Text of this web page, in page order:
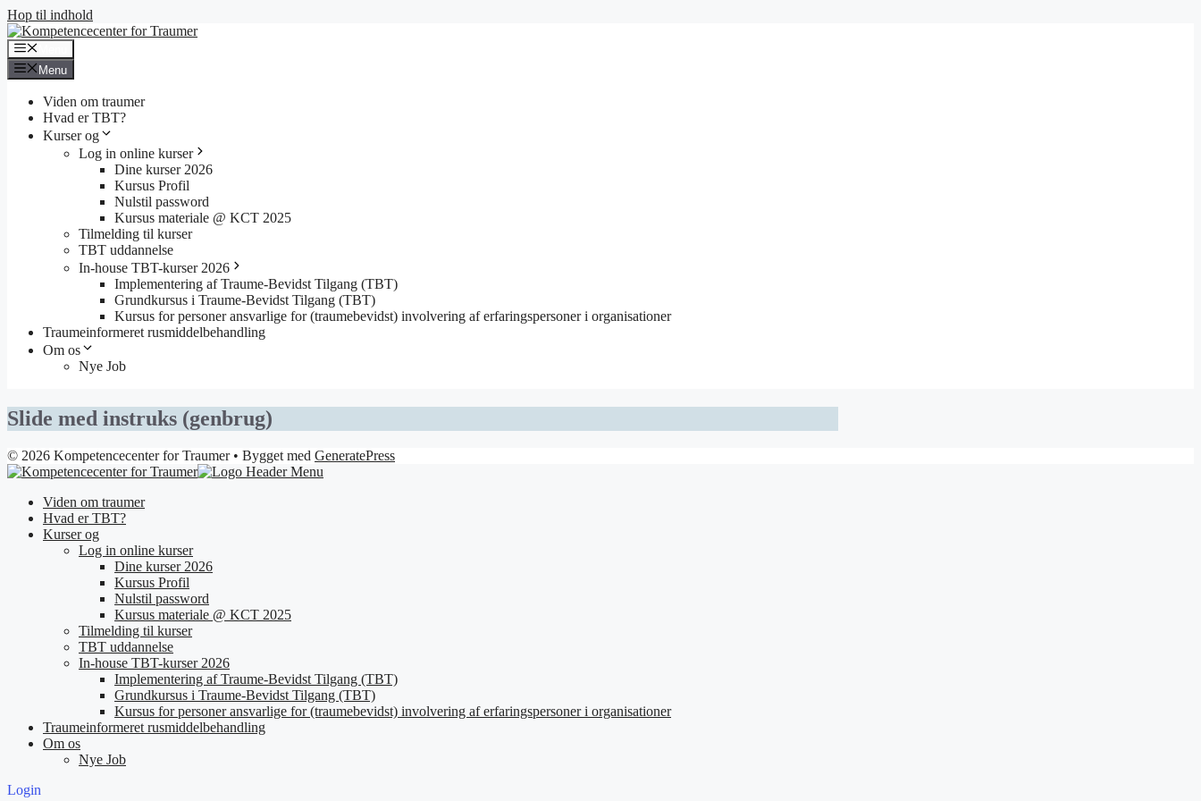
Hop til indhold
Menu
Viden om traumer
Hvad er TBT?
Kurser og
Log in online kurser
Dine kurser 2026
Kursus Profil
Nulstil password
Kursus materiale @ KCT 2025
Tilmelding til kurser
TBT uddannelse
In-house TBT-kurser 2026
Implementering af Traume-Bevidst Tilgang (TBT)
Grundkursus i Traume-Bevidst Tilgang (TBT)
Kursus for personer ansvarlige for (traumebevidst) involvering af erfaringspersoner i organisationer
Traumeinformeret rusmiddelbehandling
Om os
Nye Job
Slide med instruks (genbrug)
© 2026 Kompetencecenter for Traumer• Bygget med GeneratePress
Viden om traumer
Hvad er TBT?
Kurser og
Log in online kurser
Dine kurser 2026
Kursus Profil
Nulstil password
Kursus materiale @ KCT 2025
Tilmelding til kurser
TBT uddannelse
In-house TBT-kurser 2026
Implementering af Traume-Bevidst Tilgang (TBT)
Grundkursus i Traume-Bevidst Tilgang (TBT)
Kursus for personer ansvarlige for (traumebevidst) involvering af erfaringspersoner i organisationer
Traumeinformeret rusmiddelbehandling
Om os
Nye Job
Login